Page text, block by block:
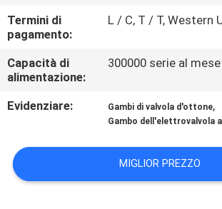
CONTATTACI
CHIEDI UN
NEWS
Termini di
pagamento:
L / C, T / T, Western
Capacità di
alimentazione:
300000 serie al mese
Evidenziare: Gambi di valvola d'ottone,
Gambo dell'elettrovalvola
MIGLIOR PREZZO